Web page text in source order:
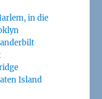
in die
Island